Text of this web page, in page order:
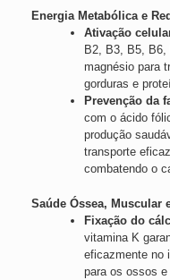
Energia Metabólica e
Ativação
B2, B3, B5, B6,
magnésio para
gorduras e
Prevenção da
com o ácido
produção
transporte
combatendo o
Saúde Óssea, Muscular
Fixação do
vitamina K
eficazmente no
para os ossos